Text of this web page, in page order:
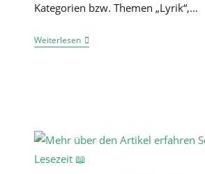
Kategorien bzw. Themen „Lyrik“,…
WeiterlesenDas
47.